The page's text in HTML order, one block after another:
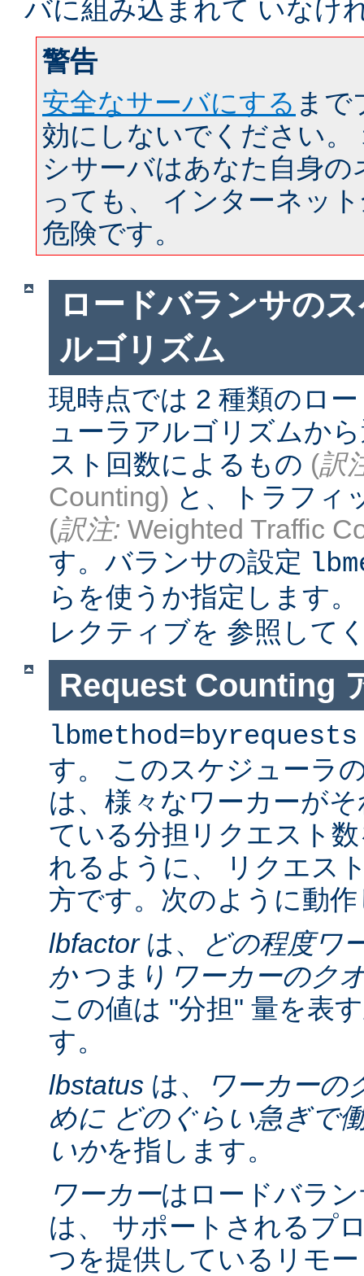
バに組み込まれて いなけ
警告
安全なサーバにする まで
効にしないでください。
シサーバはあなた自身
っても、 インターネッ
危険です。
ロードバランサの
ルゴリズム
現時点では 2 種類のロ
ューラアルゴリズムか
スト回数によるもの (訳
Counting) と、トラフィ
(訳注: Weighted Traffic
す。バランサの設定
らを使うか指定します
レクティブを 参照して
Request Counting
lbmethod=byrequests
す。 このスケジューラ
は、様々なワーカーが
ている分担リクエスト
れるように、 リクエス
方です。次のように動
lbfactorは、
どの程度ワ
かつまり ワーカーのク
この値は "分担" 量を表
す。
lbstatus は、
ワーカーの
めに どのぐらい急ぎで
いかを指します。
ワーカーはロードバラ
は、 サポートされるプ
つを提供しているリモ